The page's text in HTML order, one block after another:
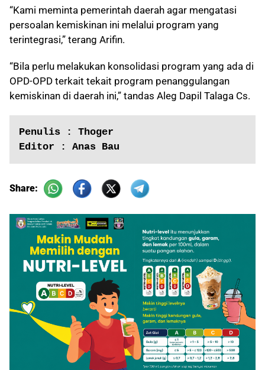
“Kami meminta pemerintah daerah agar mengatasi
persoalan kemiskinan ini melalui program yang
terintegrasi,” terang Arifin.
“Bila perlu melakukan konsolidasi program yang ada di
OPD-OPD terkait tekait program penanggulangan
kemiskinan di daerah ini,” tandas Aleg Dapil Talaga Cs.
Penulis : Thoger
Editor : Anas Bau
Share: